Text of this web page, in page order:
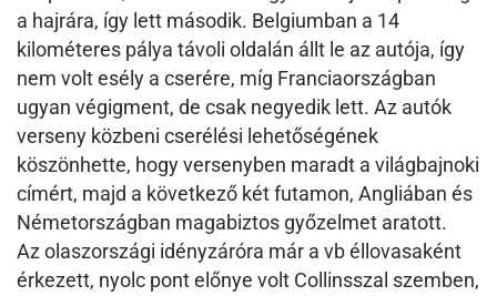
a hajrára, így lett második. Belgiumban a 14
kilométeres pálya távoli oldalán állt le az autója, így
nem volt esély a cserére, míg Franciaországban
ugyan végigment, de csak negyedik lett. Az autók
verseny közbeni cserélési lehetőségének
köszönhette, hogy versenyben maradt a világbajnoki
címért, majd a következő két futamon, Angliában és
Németországban magabiztos győzelmet aratott.
Az olaszországi idényzáróra már a vb éllovasaként
érkezett, nyolc pont előnye volt Collinsszal szemben,